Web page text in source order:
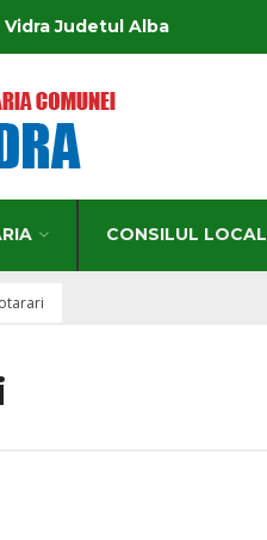
Judetul Alba
CONSILUL LOCAL